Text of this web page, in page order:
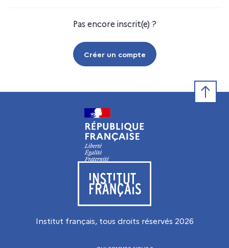
Pas encore inscrit(e) ?
Créer un compte
Visiter le site de l’Institut français
Institut français, tous droits réservés 2026